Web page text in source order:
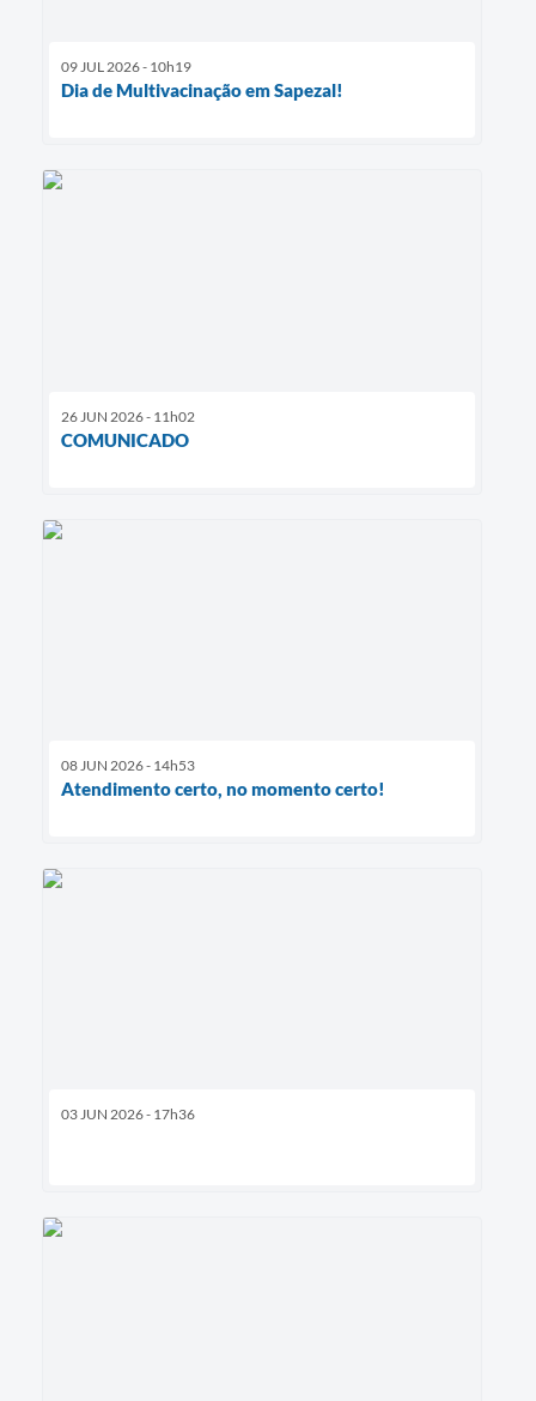
09 JUL 2026 - 10h19
Dia de Multivacinação em Sapezal!
26 JUN 2026 - 11h02
COMUNICADO
08 JUN 2026 - 14h53
Atendimento certo, no momento certo!
03 JUN 2026 - 17h36